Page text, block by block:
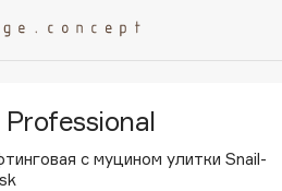
с муцином улитки Snail-